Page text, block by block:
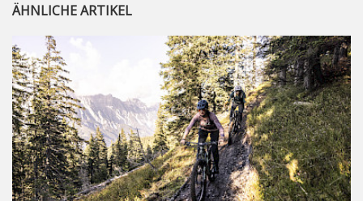
ÄHNLICHE ARTIKEL